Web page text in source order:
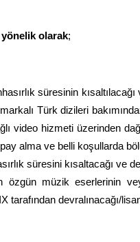
yönelik olarak;
süresinin
Türk dizileri
video hizmeti üzerinden
alma ve belli koşullarda
süresini kısaltacağı
özgün müzik eserlerinin
tarafından devralınacağı/